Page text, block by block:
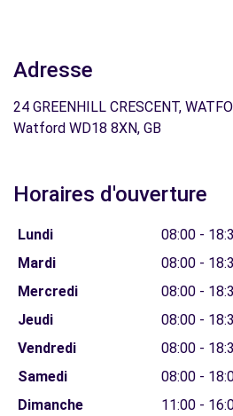
Adresse
24 GREENHILL CRESCENT,
Watford WD18 8XN, GB
Horaires d'ouverture
Lundi
08:00 -
Mardi
08:00 -
Mercredi
08:00 -
Jeudi
08:00 -
Vendredi
08:00 -
Samedi
08:00 -
Dimanche
11:00 -